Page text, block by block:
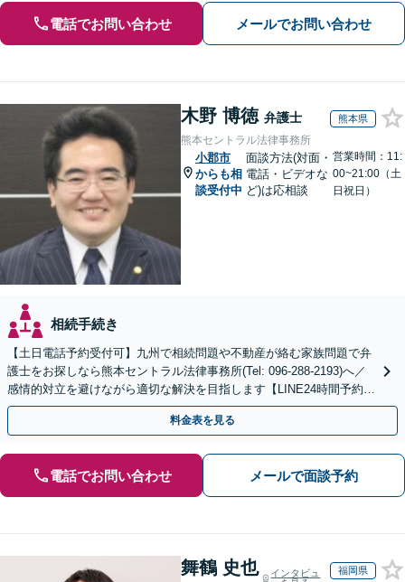
電話でお問い合わせ メールでお問い合わせ
木野 博徳 弁護士 熊本県
熊本セントラル法律事務所
小郡市
からも相
談受付中
面談方法(対面・
電話・ビデオな
ど)は応相談
営業時間：11:
00~21:00（土
日祝日）
相続手続き
【土日電話予約受付可】九州で相続問題や不動産が絡む家族問題で弁
護士をお探しなら熊本セントラル法律事務所(Tel: 096-288-2193)へ／
感情的対立を避けながら適切な解決を目指します【LINE24時間予約受
付可】【休日・夜間相談可】
料金表を見る
電話でお問い合わせ メールで面談予約
舞鶴 史也
インタビュ
福岡県